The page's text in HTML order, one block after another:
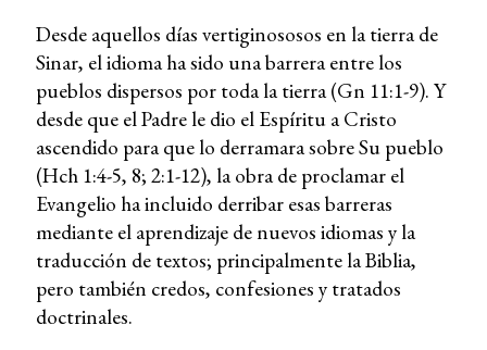
Desde aquellos días vertiginososos en la tierra de
Sinar, el idioma ha sido una barrera entre los
pueblos dispersos por toda la tierra (Gn 11:1-9). Y
desde que el Padre le dio el Espíritu a Cristo
ascendido para que lo derramara sobre Su pueblo
(Hch 1:4-5, 8; 2:1-12), la obra de proclamar el
Evangelio ha incluido derribar esas barreras
mediante el aprendizaje de nuevos idiomas y la
traducción de textos; principalmente la Biblia,
pero también credos, confesiones y tratados
doctrinales.